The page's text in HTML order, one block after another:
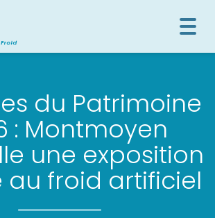
du Patrimoine
: Montmoyen
une exposition
au froid artificiel